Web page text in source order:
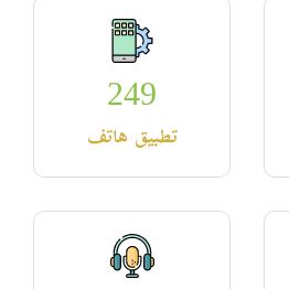
249
تطبيق هاتف